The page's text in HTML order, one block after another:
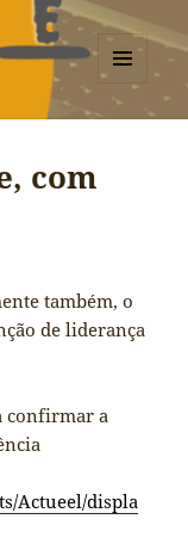
MENU
com
também, o
de liderança
confirmar a
Actueel/displa